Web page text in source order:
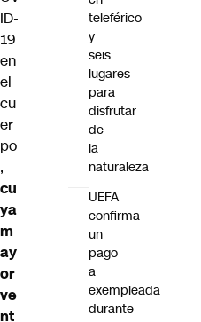
ID-
19
en
el
cu
er
po
,
cu
ya
m
ay
or
ve
nt
teleférico
y
seis
lugares
para
disfrutar
de
la
naturaleza
UEFA
confirma
un
pago
a
exempleada
durante